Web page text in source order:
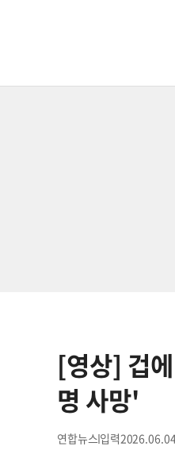
[영상] 겁
명 사망'
연합뉴스